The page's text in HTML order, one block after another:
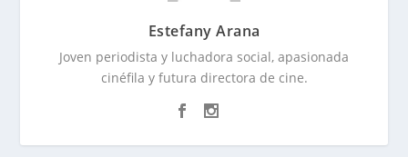
Estefany Arana
Joven periodista y luchadora social, apasionada
cinéfila y futura directora de cine.